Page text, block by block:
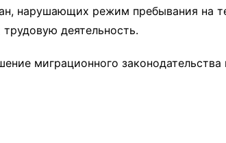
нарушающих режим пребывания на
деятельность.
миграционного